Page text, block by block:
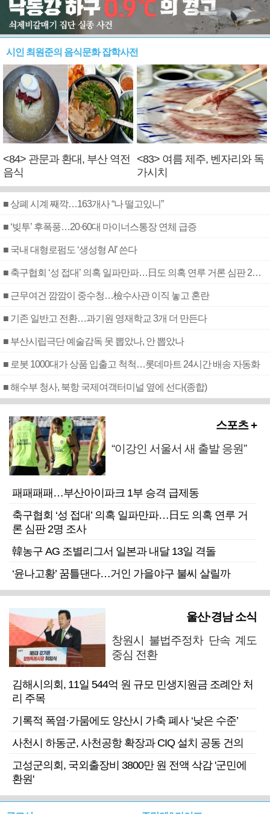
시인 최원준의 음식문화 잡학사전
<84> 관문과 환대, 부산 역전
음식
<83> 여름 제주, 벤자리와 독
가시치
■ 상폐 시계 째깍…163개사 “나 떨고있니”
■ ‘빚투’ 후폭풍…20·60대 마이너스통장 연체 급증
■ 국내 대형로펌도 ‘생성형 AI’ 쓴다
■ 축구협회 ‘성 접대’ 의혹 일파만파…日도 의혹 연루 거론 심판 2명 조사
■ 근무여건 깜깜이 중수청…檢수사관 이직 놓고 혼란
■ 기존 일반고 전환…과기원 영재학교 3개 더 만든다
■ 부산시립극단 예술감독 못 뽑았나, 안 뽑았나
■ 로봇 1000대가 상품 입출고 척척…롯데마트 24시간 배송 자동화
■ 해수부 청사, 북항 국제여객터미널 옆에 선다(종합)
스포츠 +
“이강인 서울서 새 출발 응원”
패패패패…부산아이파크 1부 승격 급제동
축구협회 ‘성 접대’ 의혹 일파만파…日도 의혹 연루 거
론 심판 2명 조사
韓농구 AG 조별리그서 일본과 내달 13일 격돌
‘윤나고황’ 꿈틀댄다…거인 가을야구 불씨 살릴까
울산·경남 소식
창원시 불법주정차 단속 계도
중심 전환
김해시의회, 11일 544억 원 규모 민생지원금 조례안 처
리 주목
기록적 폭염·가뭄에도 양산시 가축 폐사 ‘낮은 수준’
사천시 하동군, 사천공항 확장과 CIQ 설치 공동 건의
고성군의회, 국외출장비 3800만 원 전액 삭감 '군민에
환원'